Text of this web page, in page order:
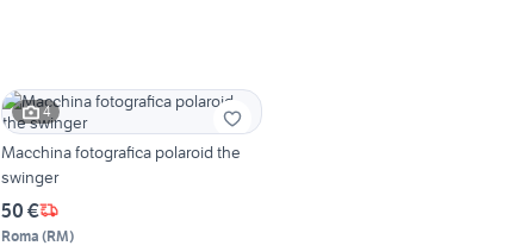
4
Macchina fotografica polaroid the
swinger
50 €
Roma (RM)